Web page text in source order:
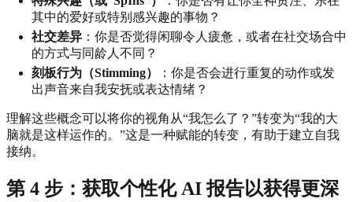
其中的爱好或特别感兴趣的事物？
社交差异 ：你是否觉得闲聊令人疲惫，或者在社交场合中
的方式与同龄人不同？
刻板行为（Stimming）
：你是否会进行重复的动作或发
出声音来自我安抚或表达情绪？
理解这些概念可以将你的视角从“我怎么了？”转变为“我的大
脑就是这样运作的。”这是一种赋能的转变，有助于建立自我
接纳。
第 4 步：获取个性化 AI 报告以获得更深